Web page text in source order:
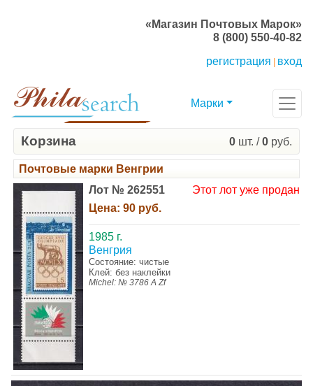
«Магазин Почтовых Марок»
8 (800) 550-40-82
регистрация
вход
Марки
Корзина 0 шт. /0 руб.
Почтовые марки Венгрии
Лот № 262551
Цена: 90 руб.
Этот лот уже продан
1985 г.
Венгрия
Состояние: чистые
Клей: без наклейки
Michel: № 3786 A Zf